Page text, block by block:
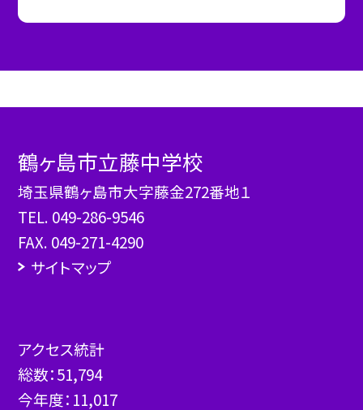
鶴ヶ島市立藤中学校
埼玉県鶴ヶ島市大字藤金272番地１
TEL. 049-286-9546
FAX. 049-271-4290
サイトマップ
アクセス統計
総数：51,794
今年度： 11,017